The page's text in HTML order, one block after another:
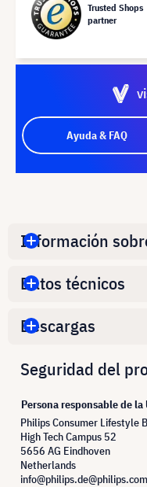
Trusted Shops
partner
Ayuda & FAQ
Información
Datos técnicos
Descargas
Seguridad del
Persona responsable de la
Philips Consumer Lifestyle
High Tech Campus 52
5656 AG Eindhoven
Netherlands
info@philips.de@philips.com